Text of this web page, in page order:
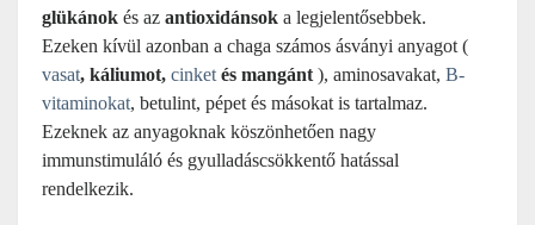
glükánok és az antioxidánsok a legjelentősebbek.
Ezeken kívül azonban a chaga számos ásványi anyagot (
vasat, káliumot, cinket és mangánt ), aminosavakat, B-
vitaminokat, betulint, pépet és másokat is tartalmaz.
Ezeknek az anyagoknak köszönhetően nagy
immunstimuláló és gyulladáscsökkentő hatással
rendelkezik.